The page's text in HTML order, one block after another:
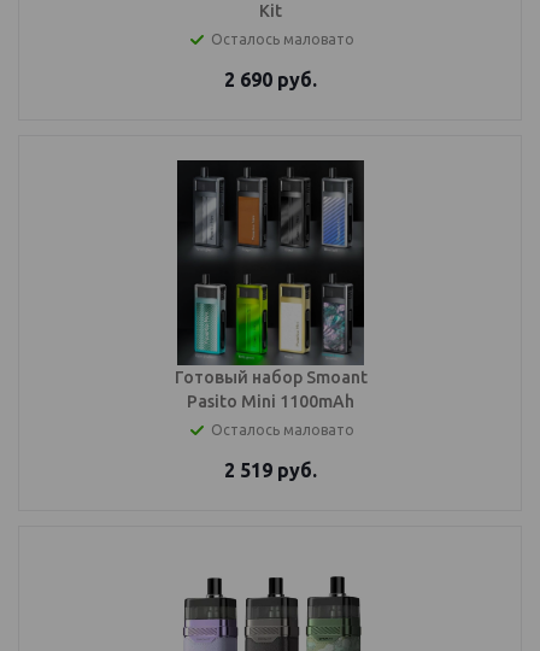
Kit
Осталось маловато
2 690 руб.
Готовый набор Smoant
Pasito Mini 1100mAh
Осталось маловато
2 519 руб.